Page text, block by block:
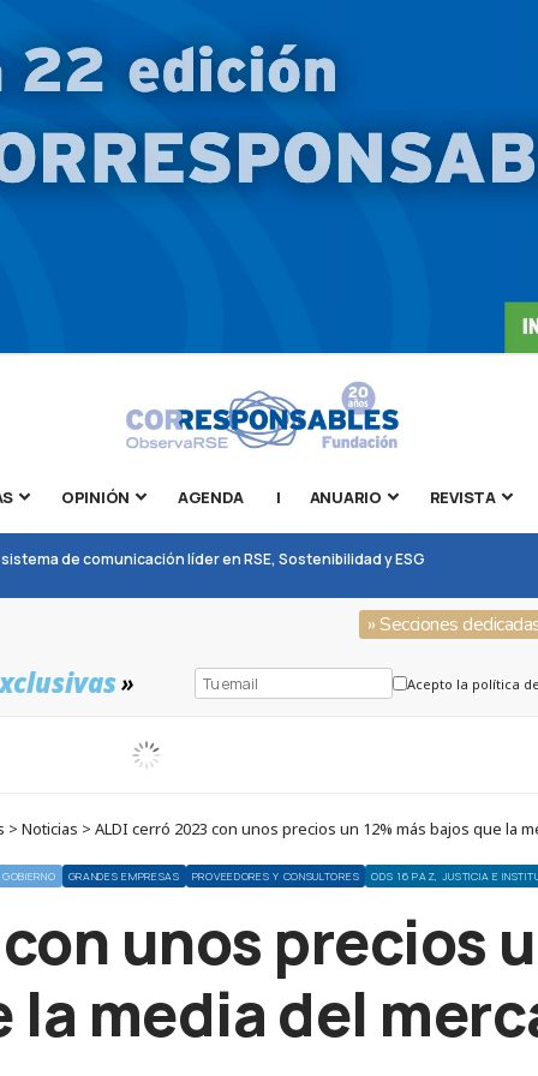
OPINIÓN AGENDA | ANUARIO REVISTA
de comunicación líder en RSE, Sostenibilidad y ESG
» Secciones
» Acepto la política
Noticias > ALDI cerró 2023 con unos precios un 12% más bajos que la
GRANDES EMPRESAS PROVEEDORES Y CONSULTORES ODS 16 PAZ, JUSTICIA E
unos precios
la media del